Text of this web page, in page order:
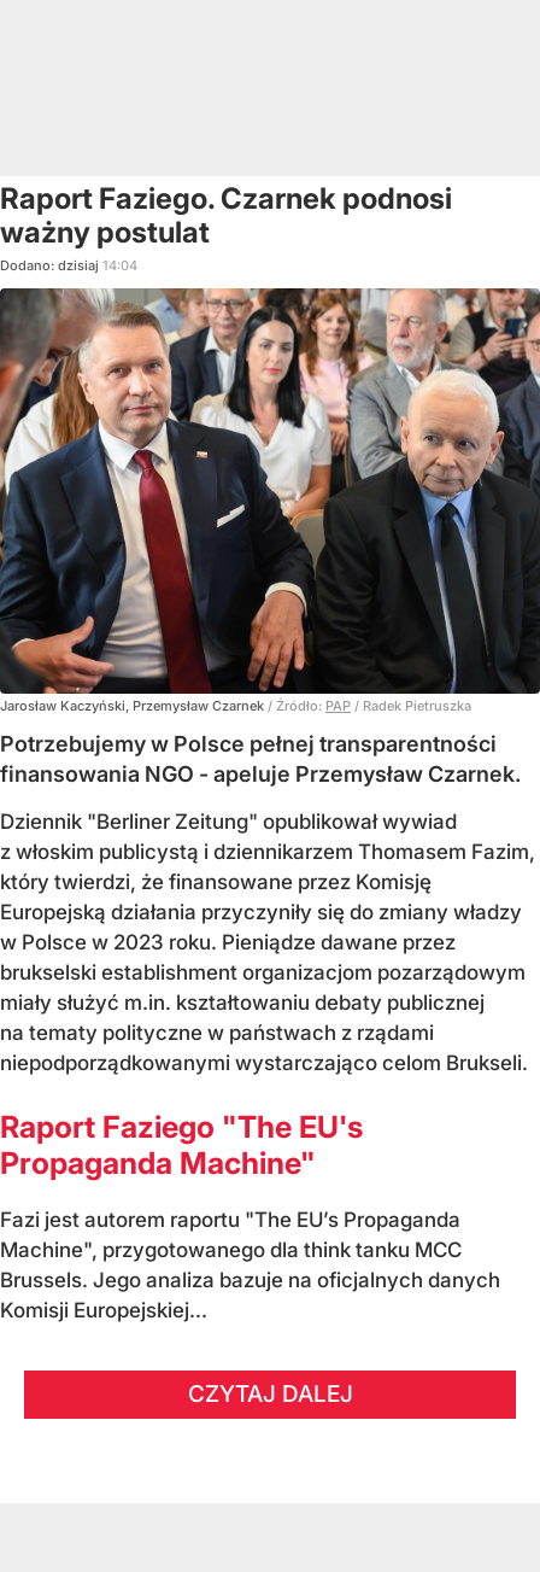
Raport Faziego. Czarnek podnosi
ważny postulat
Dodano: dzisiaj 14:04
Jarosław Kaczyński, Przemysław Czarnek / Źródło: PAP / Radek Pietruszka
Potrzebujemy w Polsce pełnej transparentności
finansowania NGO - apeluje Przemysław Czarnek.
Dziennik "Berliner Zeitung" opublikował wywiad
z włoskim publicystą i dziennikarzem Thomasem Fazim,
który twierdzi, że finansowane przez Komisję
Europejską działania przyczyniły się do zmiany władzy
w Polsce w 2023 roku. Pieniądze dawane przez
brukselski establishment organizacjom pozarządowym
miały służyć m.in. kształtowaniu debaty publicznej
na tematy polityczne w państwach z rządami
niepodporządkowanymi wystarczająco celom Brukseli.
Raport Faziego "The EU's
Propaganda Machine"
Fazi jest autorem raportu "The EU’s Propaganda
Machine", przygotowanego dla think tanku MCC
Brussels. Jego analiza bazuje na oficjalnych danych
Komisji Europejskiej...
CZYTAJ DALEJ